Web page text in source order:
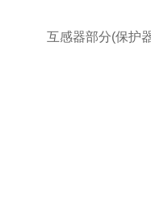
互感器部分(保护器